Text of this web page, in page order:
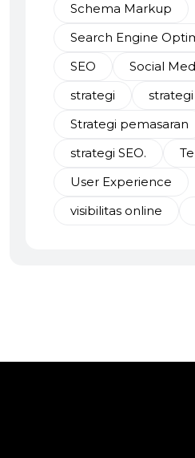
Schema Markup
Search Engine
SEO
Social
strategi
Strategi pemasaran
strategi SEO.
User Experience
visibilitas online